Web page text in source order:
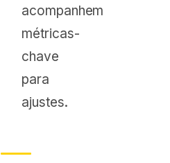
acompanhem
métricas-
chave
para
ajustes.